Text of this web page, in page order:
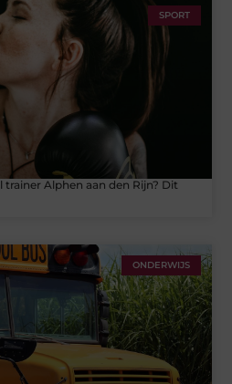
SPORT
trainer Alphen aan den Rijn? Dit
ONDERWIJS